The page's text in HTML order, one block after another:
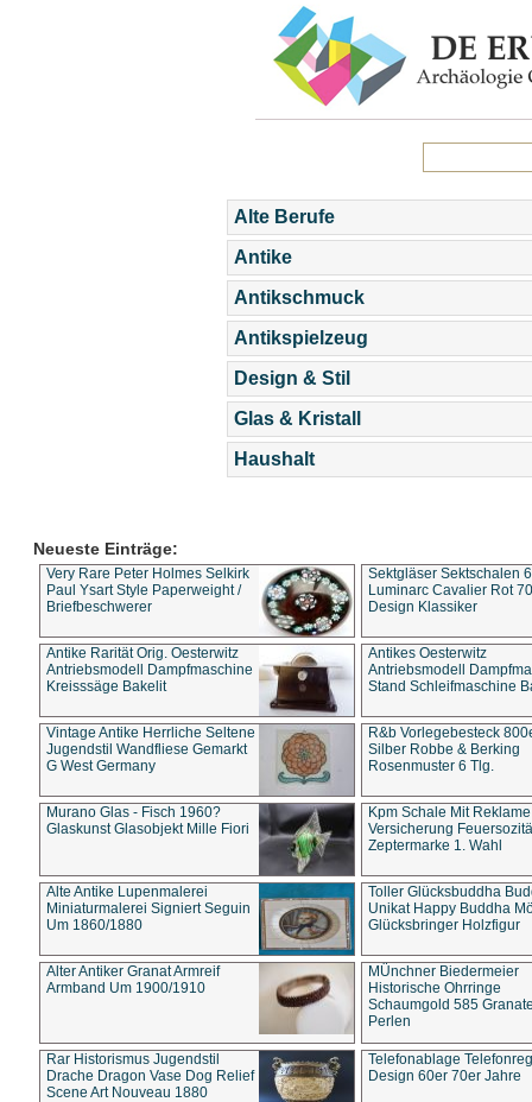
Alte Berufe
Antike
Antikschmuck
Antikspielzeug
Design & Stil
Glas & Kristall
Haushalt
Neueste Einträge:
Very Rare Peter Holmes Selkirk
Paul Ysart Style Paperweight /
Briefbeschwerer
Sektgläser Sektschalen
Luminarc Cavalier Rot
Design Klassiker
Antike Rarität Orig. Oesterwitz
Antriebsmodell Dampfmaschine
Kreisssäge Bakelit
Antikes Oesterwitz
Antriebsmodell
Stand Schleifmaschine
Vintage Antike Herrliche Seltene
Jugendstil Wandfliese Gemarkt
G West Germany
R&b Vorlegebesteck
Silber Robbe & Berking
Rosenmuster 6 Tlg.
Murano Glas - Fisch 1960?
Glaskunst Glasobjekt Mille Fiori
Kpm Schale Mit Reklame
Versicherung
Zeptermarke 1. Wahl
Alte Antike Lupenmalerei
Miniaturmalerei Signiert Seguin
Um 1860/1880
Toller Glücksbuddha
Unikat Happy Buddha
Glücksbringer Holzfigur
Alter Antiker Granat Armreif
Armband Um 1900/1910
MÜnchner Biedermeier
Historische Ohrringe
Schaumgold 585
Perlen
Rar Historismus Jugendstil
Drache Dragon Vase Dog Relief
Scene Art Nouveau 1880
Telefonablage
Design 60er 70er Jahre